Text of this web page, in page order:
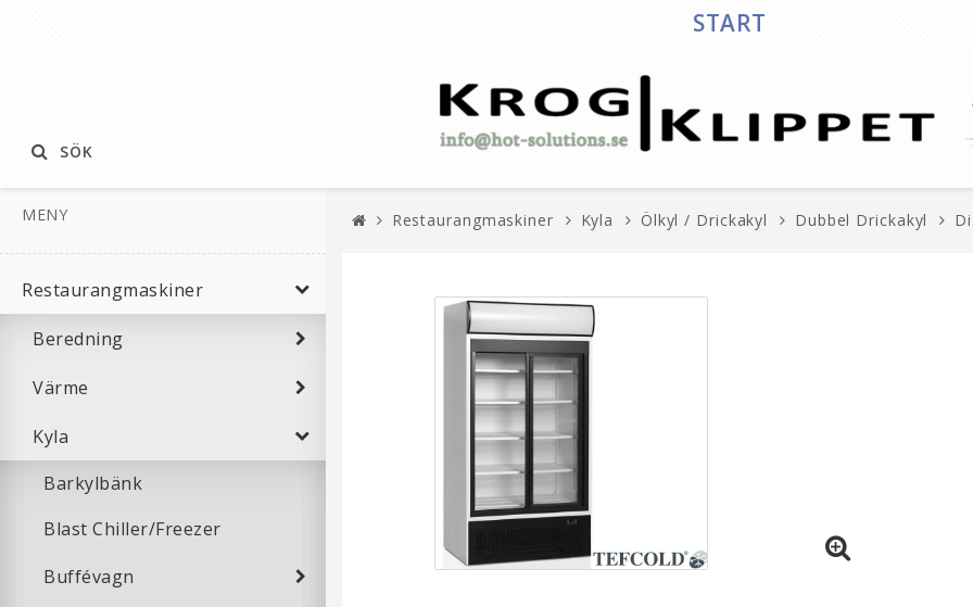
START
SÖK
MENY
Restaurangmaskiner
Beredning
Värme
Kyla
Barkylbänk
Blast Chiller/Freezer
Buffévagn
Restaurangmaskiner Kyla Ölkyl / Drickakyl Dubbel Drickakyl